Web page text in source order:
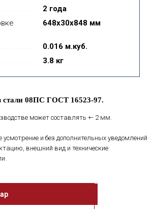
2 года
648x30x848 мм
0.016 м.куб.
3.8 кг
стали 08ПС ГОСТ 16523-97.
может составлять +- 2 мм.
усмотрение и без дополнительных уведомлений
внешний вид и технические